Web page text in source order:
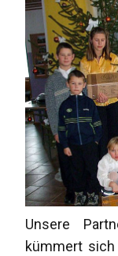
Unsere
kümmert